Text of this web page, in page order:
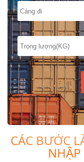
CÁC BƯỚC